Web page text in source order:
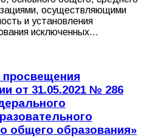
осуществляющими
и установления
исключенных…
просвещения
от 31.05.2021 № 286
общего образования»